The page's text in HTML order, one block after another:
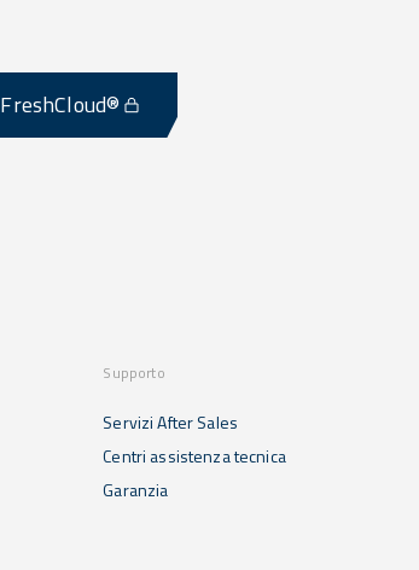
FreshCloud®
Supporto
Servizi After Sales
Centri assistenza tecnica
Garanzia